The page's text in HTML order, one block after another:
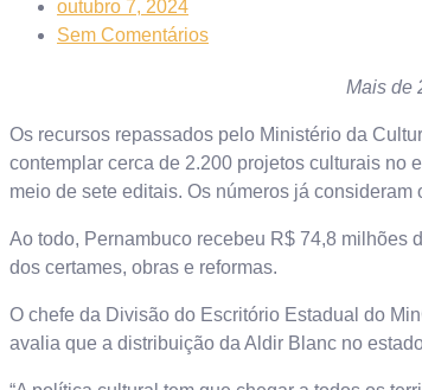
outubro 7, 2024
Sem Comentários
Mais de
Os recursos repassados pelo Ministério da
contemplar cerca de 2.200 projetos culturais no
meio de sete editais. Os números já
Ao todo, Pernambuco recebeu R$ 74,8 milhões
dos certames, obras e reformas.
O chefe da Divisão do Escritório Estadual do
avalia que a distribuição da Aldir Blanc no